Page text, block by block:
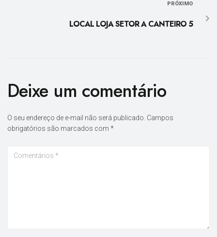
PRÓXIMO
LOCAL LOJA SETOR A CANTEIRO 5
Deixe um comentário
O seu endereço de e-mail não será publicado. Campos
obrigatórios são marcados com *